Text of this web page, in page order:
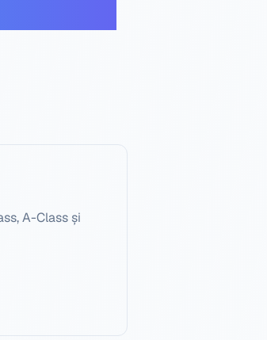
A-Class și